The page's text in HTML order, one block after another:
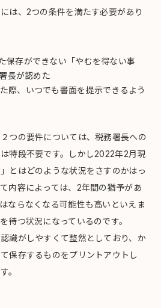
は、2つの条件を満たす必要があり
保存ができない「やむを得ない事
長が認めた
際、いつでも書面を提示できるよう
つの要件については、税務署長への
特段不要です。しかし2022年2月現
とはどのような状況をさすのかはっ
内容によっては、2年間の猶予があ
ならなくなる可能性も高いといえま
待つ状況になっているのです。
識がしやすくて整然としており、か
保存するものをプリントアウトし
。